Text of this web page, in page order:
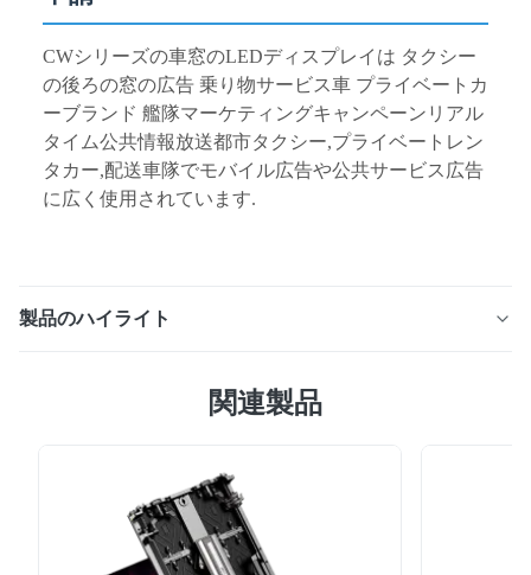
CWシリーズの車窓のLEDディスプレイは タクシー
の後ろの窓の広告 乗り物サービス車 プライベートカ
ーブランド 艦隊マーケティングキャンペーンリアル
タイム公共情報放送都市タクシー,プライベートレン
タカー,配送車隊でモバイル広告や公共サービス広告
に広く使用されています.
製品のハイライト
の透明度、4500 ～ 5000cd/㎡ の高輝度、軽量アルミニ
広告に最適です。
関連製品